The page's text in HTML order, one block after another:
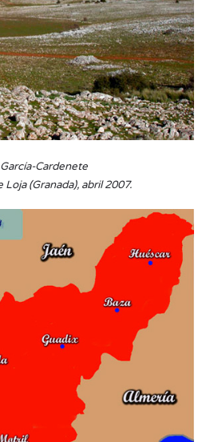
Cardenete
Loja (Granada), abril 2007.